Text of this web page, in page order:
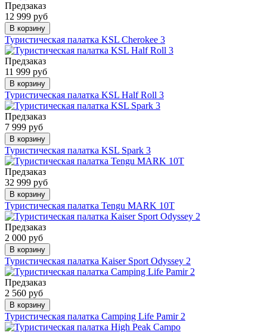
Предзаказ
12 999 руб
В корзину
Туристическая палатка KSL Cherokee 3
Предзаказ
11 999 руб
В корзину
Туристическая палатка KSL Half Roll 3
Предзаказ
7 999 руб
В корзину
Туристическая палатка KSL Spark 3
Предзаказ
32 999 руб
В корзину
Туристическая палатка Tengu MARK 10T
Предзаказ
2 000 руб
В корзину
Туристическая палатка Kaiser Sport Odyssey 2
Предзаказ
2 560 руб
В корзину
Туристическая палатка Camping Life Pamir 2